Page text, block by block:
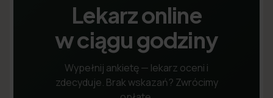
Lekarz online
w ciągu godziny
Wypełnij ankietę — lekarz oceni i
zdecyduje. Brak wskazań? Zwrócimy